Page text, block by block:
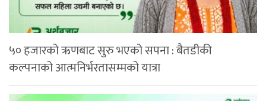
५० हजारको ऋणबाट सुरु भएको सपना : बैतडीकी
कल्पनाको आत्मनिर्भरतासम्मको यात्रा